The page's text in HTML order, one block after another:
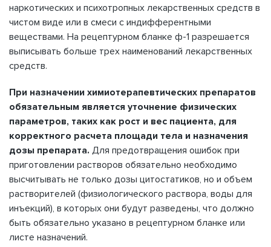
наркотических и психотропных лекарственных средств в
чистом виде или в смеси с индифферентными
веществами. На рецептурном бланке ф-1 разрешается
выписывать больше трех наименований лекарственных
средств.
При назначении химиотерапевтических препаратов
обязательным является уточнение физических
параметров, таких как рост и вес пациента, для
корректного расчета площади тела и назначения
дозы препарата. Для предотвращения ошибок при
приготовлении растворов обязательно необходимо
высчитывать не только дозы цитостатиков, но и объем
растворителей (физиологического раствора, воды для
инъекций), в которых они будут разведены, что должно
быть обязательно указано в рецептурном бланке или
листе назначений.